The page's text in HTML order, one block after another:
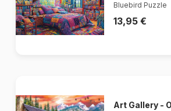
Bluebird Puzzle
13,95 €
Art Gallery -